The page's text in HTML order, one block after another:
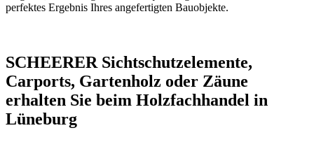
perfektes Ergebnis Ihres angefertigten Bauobjekte.
SCHEERER Sichtschutzelemente,
Carports, Gartenholz oder Zäune
erhalten Sie beim Holzfachhandel in
Lüneburg